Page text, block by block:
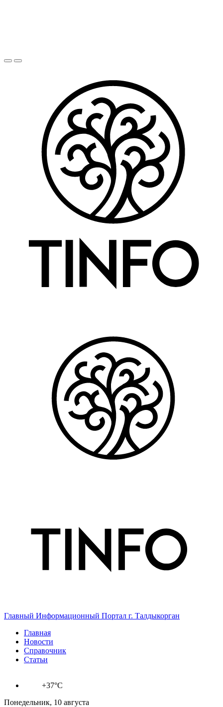
Главный Информационный Портал г. Талдыкорган
Главная
Новости
Справочник
Статьи
+37°C
Понедельник, 10 августа